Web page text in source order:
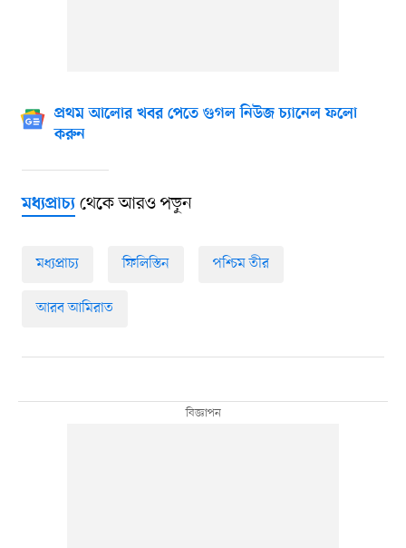
প্রথম আলোর খবর পেতে গুগল নিউজ চ্যানেল ফলো
করুন
মধ্যপ্রাচ্যথেকে আরও পড়ুন
মধ্যপ্রাচ্য ফিলিস্তিন পশ্চিম তীর
আরব আমিরাত